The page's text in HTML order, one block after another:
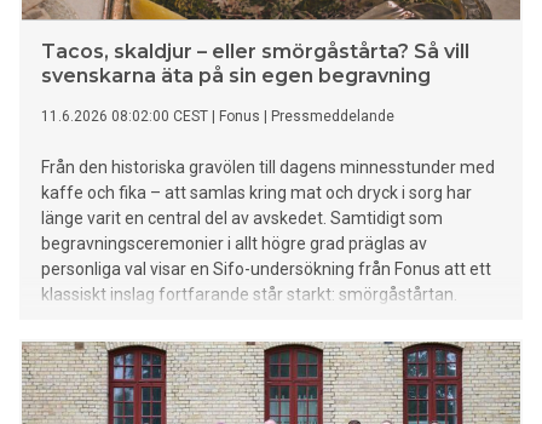
Tacos, skaldjur – eller smörgåstårta? Så vill
svenskarna äta på sin egen begravning
11.6.2026 08:02:00 CEST Fonus Pressmeddelande
Från den historiska gravölen till dagens minnesstunder med
kaffe och fika – att samlas kring mat och dryck i sorg har
länge varit en central del av avskedet. Samtidigt som
begravningsceremonier i allt högre grad präglas av
personliga val visar en Sifo-undersökning från Fonus att ett
klassiskt inslag fortfarande står starkt: smörgåstårtan.